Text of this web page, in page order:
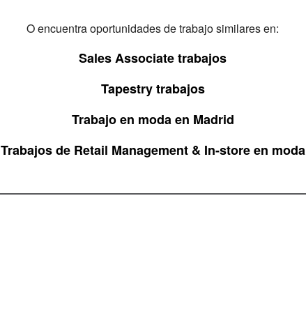
O encuentra oportunidades de trabajo similares en:
Sales Associate trabajos
Tapestry trabajos
Trabajo en moda en Madrid
Trabajos de Retail Management & In-store en moda